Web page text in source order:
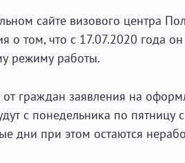
сайте визового центра
о том, что с 17.07.2020 года
режиму работы.
граждан заявления на
с понедельника по
дни при этом остаются